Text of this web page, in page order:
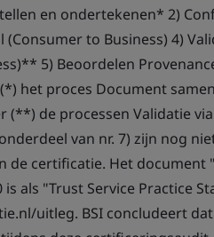
en ondertekenen* 2)
(Consumer to Business) 4)
5) Beoordelen
het proces Document
(**) de processen Validatie
van nr. 7) zijn nog
de certificatie. Het
is als "Trust Service Practice
uitleg. BSI concludeert